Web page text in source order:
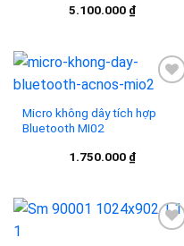
5.100.000 ₫
Micro không dây tích hợp
Bluetooth MI02
1.750.000 ₫